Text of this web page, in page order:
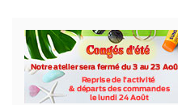
- Kiubi
technique du site web,
- OVH (www.ovh.com)
site web,
- Sarbacane